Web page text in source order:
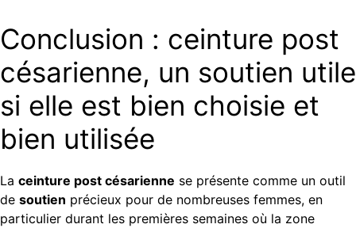
Conclusion : ceinture post
césarienne, un soutien utile
si elle est bien choisie et
bien utilisée
La ceinture post césarienne se présente comme un outil
de soutien précieux pour de nombreuses femmes, en
particulier durant les premières semaines où la zone